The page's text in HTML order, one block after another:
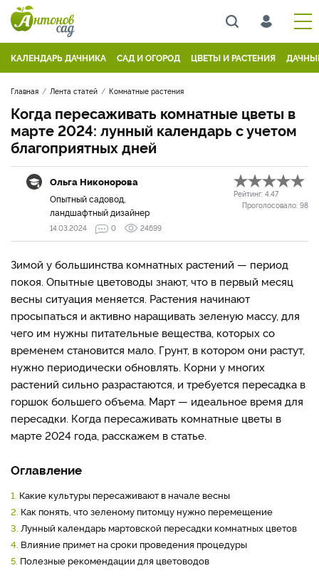
КАЛЕНДАРЬ ДАЧНИКА САД И ОГОРОД ЦВЕТЫ И РАСТЕНИЯ
Главная Лента статей Комнатные растения
Когда пересаживать комнатные цветы в
марте 2024: лунный календарь с учетом
благоприятных дней
Ольга Никонорова
Опытный садовод,
ландшафтный дизайнер
Рейтинг: 4.47
Проголосовало: 98
14.03.2024 0 24699
Зимой у большинства комнатных растений — период
покоя. Опытные цветоводы знают, что в первый месяц
весны ситуация меняется. Растения начинают
просыпаться и активно наращивать зеленую массу, для
чего им нужны питательные вещества, которых со
временем становится мало. Грунт, в котором они растут,
нужно периодически обновлять. Корни у многих
растений сильно разрастаются, и требуется пересадка в
горшок большего объема. Март — идеальное время для
пересадки. Когда пересаживать комнатные цветы в
марте 2024 года, расскажем в статье.
Оглавление
1. Какие культуры пересаживают в начале весны
2. Как понять, что зеленому питомцу нужно перемещение
3. Лунный календарь мартовской пересадки комнатных цветов
4. Влияние примет на сроки проведения процедуры
5. Полезные рекомендации для цветоводов